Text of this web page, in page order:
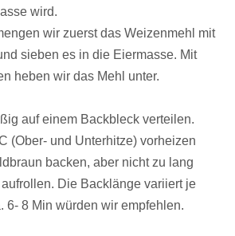
wird.
wir zuerst das Weizenmehl mit
sieben es in die Eiermasse. Mit
heben wir das Mehl unter.
auf einem Backbleck verteilen.
(Ober- und Unterhitze) vorheizen
backen, aber nicht zu lang
Die Backlänge variiert je
6- 8 Min würden wir empfehlen.